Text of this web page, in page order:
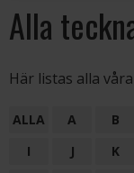
Alla
Här listas alla
ALLA A B
I
J K